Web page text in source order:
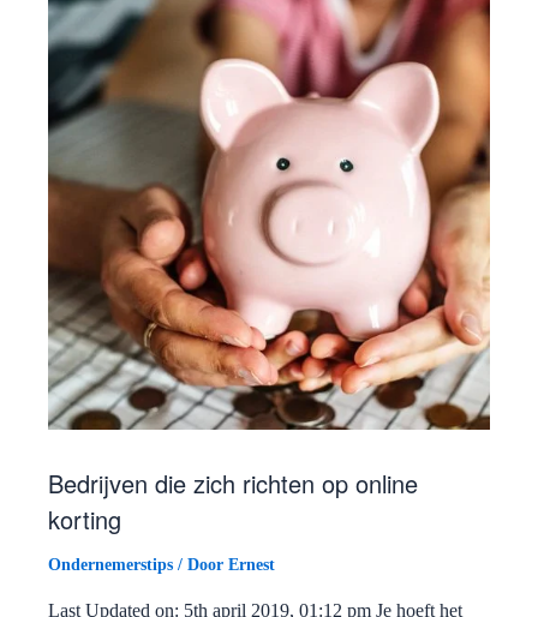
Bedrijven die zich richten op online
korting
Ondernemerstips / Door Ernest
Last Updated on: 5th april 2019, 01:12 pm Je hoeft het